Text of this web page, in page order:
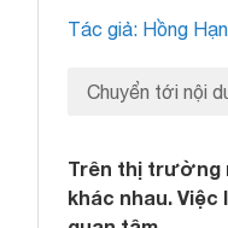
Tác giả: Hồng
Chuyển tới nội
Trên thị trường
khác nhau.